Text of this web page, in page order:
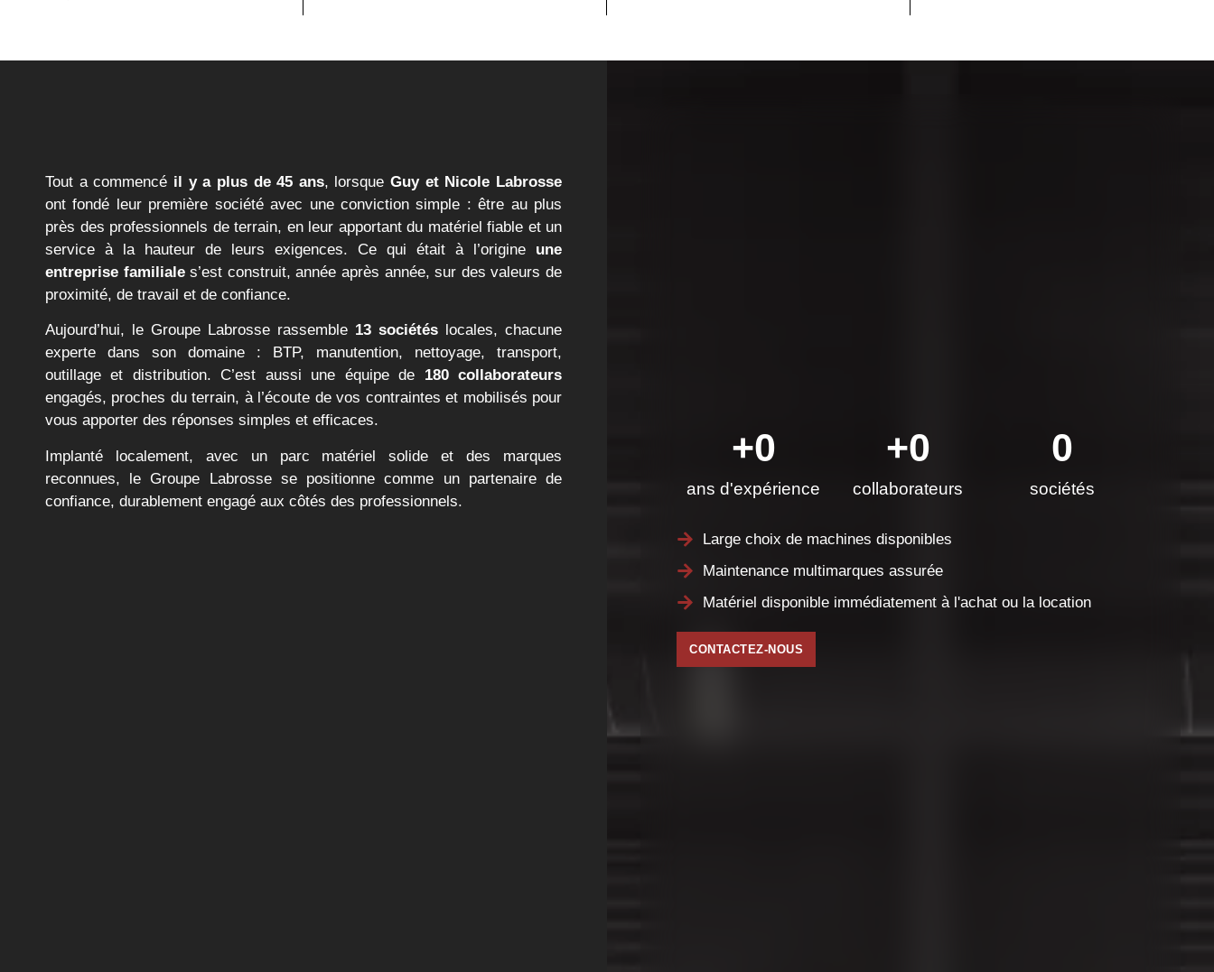
Tout a commencé il y a plus de 45 ans, lorsqueGuy et Nicole
Labrosse ont fondé leur première société avec une conviction
simple : être au plus près des professionnels de terrain, en leur
apportant du matériel fiable et un service à la hauteur de leurs
exigences. Ce qui était à l’origineune entreprise familiales’est
construit, année après année, sur des valeurs de proximité, de
Aujourd’hui, le Groupe Labrosse rassemble
13 sociétés locales,
chacune experte dans son domaine : BTP, manutention,
nettoyage, transport, outillage et distribution. C’est aussi une
équipe de 180 collaborateurs engagés, proches du terrain, à
réponses simples et efficaces.
Implanté localement, avec un parc matériel solide et des
ans d'expérience
+23
collaborateurs
+94
sociétés
5
Large choix de machines disponibles
Maintenance multimarques assurée
Matériel disponible immédiatement à l'achat ou la
CONTACTEZ-NOUS